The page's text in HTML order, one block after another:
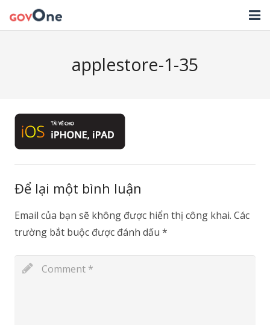
HỖ TRỢ
LIÊN HỆ
NHẬT KÝ CẬP NHẬT PHẦN MỀM
applestore-1-35
Để lại một bình luận
Email của bạn sẽ không được hiển thị công khai. Các
trường bắt buộc được đánh dấu *